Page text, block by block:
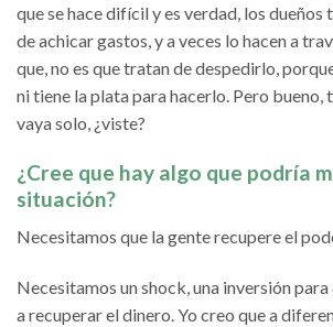
que se hace difícil y es verdad, los
de achicar gastos, y a veces lo hacen a
que, no es que tratan de despedirlo,
ni tiene la plata para hacerlo. Pero bueno,
vaya solo, ¿viste?
¿Cree que hay algo que podría
situación?
Necesitamos que la gente recupere el
Necesitamos un shock, una inversión
a recuperar el dinero. Yo creo que a